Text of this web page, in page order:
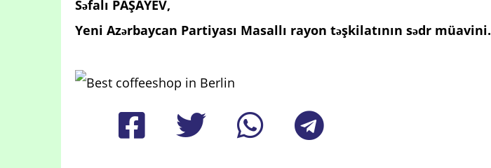
Səfalı PAŞAYEV,
Yeni Azərbaycan Partiyası Masallı rayon təşkilatının sədr müavini.